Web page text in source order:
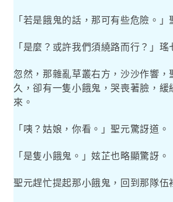
「若是餓鬼的話，那可有些危險。」
「是麼？或許我們須繞路而行？」瑤
忽然，那雜亂草叢右方，沙沙作響，
久，卻有一隻小餓鬼，哭喪著臉，緩
來。
「咦？姑娘，你看。」聖元驚訝道。
「是隻小餓鬼。」妶芷也略顯驚訝。
聖元趕忙提起那小餓鬼，回到那隊伍